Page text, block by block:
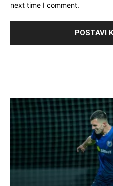
next time I comment.